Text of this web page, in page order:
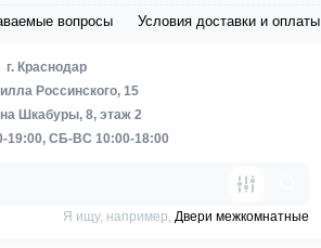
вопросы Условия доставки и оплаты
г. Краснодар
Россинского, 15
Шкабуры, 8, этаж 2
19:00, СБ-ВС 10:00-18:00
Я ищу, например, Двери межкомнатные